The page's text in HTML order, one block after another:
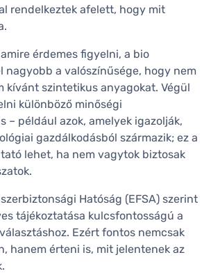
rendelkeztek afelett, hogy mit
érdemes figyelni, a bio
nagyobb a valószínűsége, hogy nem
kívánt szintetikus anyagokat. Végül
különböző minőségi
– például azok, amelyek igazolják,
gazdálkodásból származik; ez a
lehet, ha nem vagytok biztosak
Hatóság (EFSA) szerint
tájékoztatása kulcsfontosságú a
Ezért fontos nemcsak
hanem érteni is, mit jelentenek az